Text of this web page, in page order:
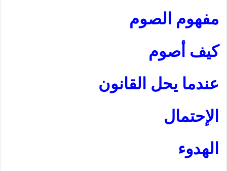
مفهوم الصوم
كيف أصوم
عندما يحل القانون
الإحتمال
الهدوء